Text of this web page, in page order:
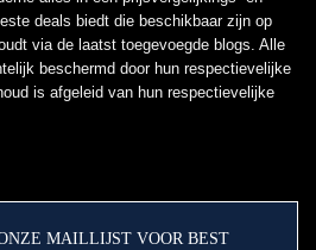
deals biedt die beschikbaar zijn op
via de laatst toegevoegde blogs. Alle
beschermd door hun respectievelijke
is afgeleid van hun respectievelijke
MAILLIJST VOOR BEST